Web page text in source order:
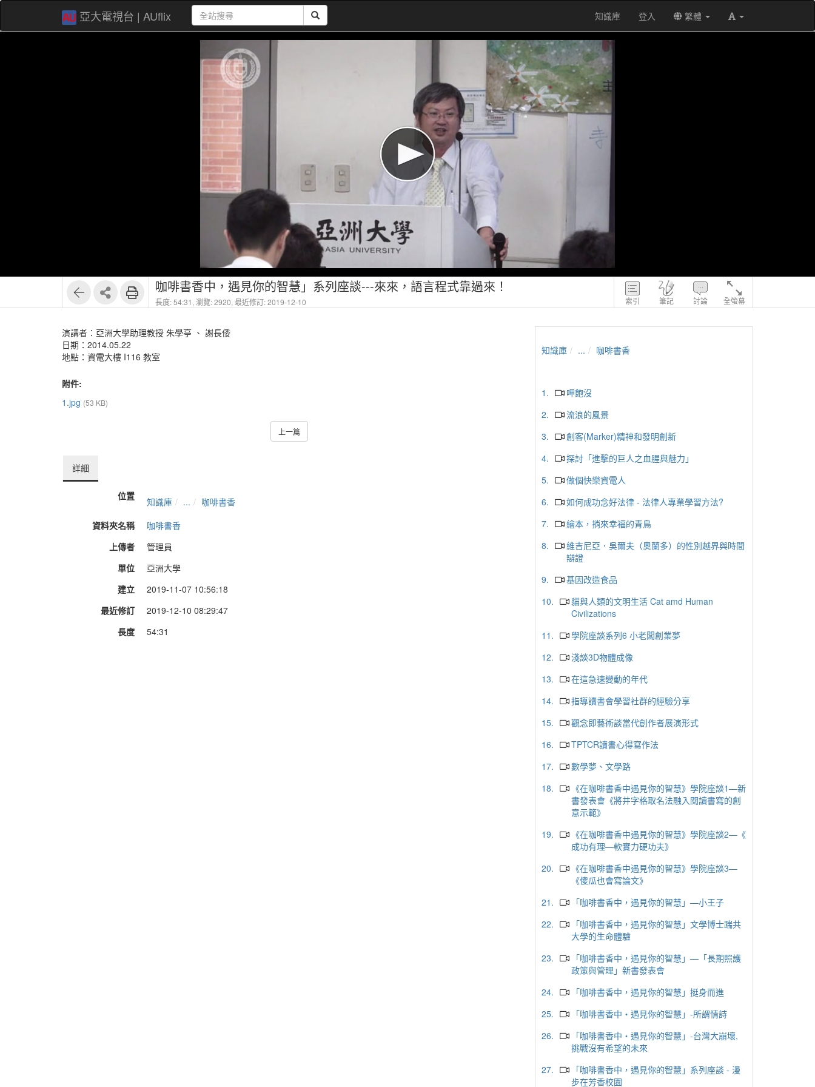
亞大電視台 | AUflix 知識庫 登入 繁體
索引 筆記 討論 全螢幕
咖啡書香中，遇見你的智慧」系列座談---來來，語言程式靠過來！
長度: 54:31, 瀏覽: 2920, 最近修訂: 2019-12-10
演講者：亞洲大學助理教授 朱學亭 、 謝長倭
日期：2014.05.22
地點：資電大樓 I116 教室
附件:
1.jpg (53 KB)
上一篇
詳細
位置 知識庫 ...
咖啡書香
資料夾名稱
咖啡書香
上傳者
管理員
單位
亞洲大學
建立
2019-11-07 10:56:18
最近修訂
2019-12-10 08:29:47
長度
54:31
知識庫 ... 咖啡書香
1.
呷飽沒
2.
流浪的風景
3.
創客(Marker)精神和發明創新
4.
探討「進擊的巨人之血腥與魅力」
5.
做個快樂資電人
6.
如何成功念好法律 - 法律人專業學習方法?
7.
繪本，捎來幸福的青鳥
8.
維吉尼亞．吳爾夫（奧蘭多）的性別越界與時間
辯證
9.
基因改造食品
10.
貓與人類的文明生活 Cat amd Human
Civilizations
11.
學院座談系列6 小老闆創業夢
12.
淺談3D物體成像
13.
在這急速變動的年代
14.
指導讀書會學習社群的經驗分享
15.
觀念即藝術談當代創作者展演形式
16.
TPTCR讀書心得寫作法
17.
數學夢、文學路
18.
《在咖啡書香中遇見你的智慧》學院座談1—新
書發表會《將井字格取名法融入閱讀書寫的創
意示範》
19.
《在咖啡書香中遇見你的智慧》學院座談2—《
成功有理—軟實力硬功夫》
20.
《在咖啡書香中遇見你的智慧》學院座談3—
《傻瓜也會寫論文》
21.
「咖啡書香中，遇見你的智慧」—小王子
22.
「咖啡書香中，遇見你的智慧」文學博士踹共
大學的生命體驗
23.
「咖啡書香中，遇見你的智慧」—「長期照護
政策與管理」新書發表會
24.
「咖啡書香中，遇見你的智慧」挺身而進
25.
「咖啡書香中‧遇見你的智慧」-所謂情詩
26.
「咖啡書香中‧遇見你的智慧」-台灣大崩壞,
挑戰沒有希望的未來
27.
「咖啡書香中，遇見你的智慧」系列座談 - 漫
步在芳香校園